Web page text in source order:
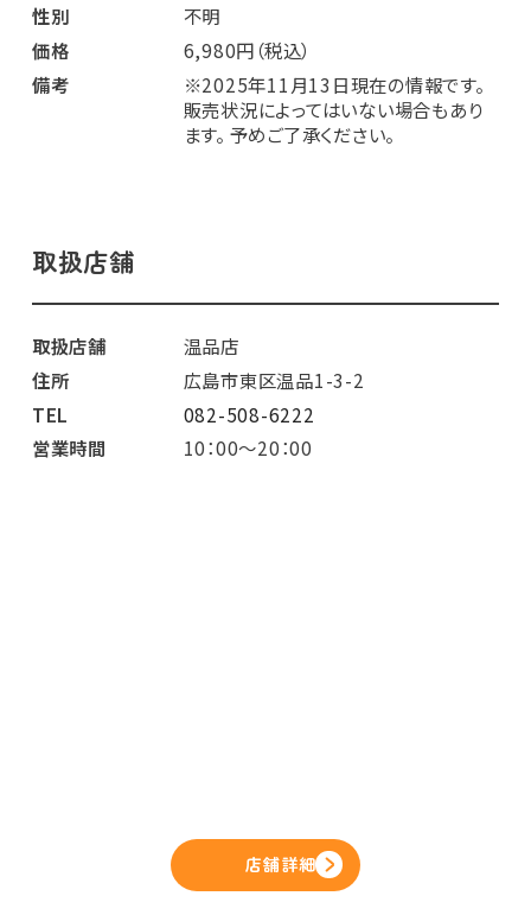
性別
不明
価格
6,980円（税込）
備考
※2025年11月13日現在の情報です。
販売状況によってはいない場合もあり
ます。 予めご了承ください。
取扱店舗
取扱店舗
温品店
住所
広島市東区温品1-3-2
TEL
082-508-6222
営業時間
10：00～20：00
店舗詳細